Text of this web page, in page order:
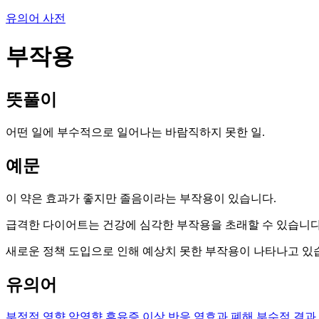
유의어 사전
부작용
뜻풀이
어떤 일에 부수적으로 일어나는 바람직하지 못한 일.
예문
이 약은 효과가 좋지만 졸음이라는 부작용이 있습니다.
급격한 다이어트는 건강에 심각한 부작용을 초래할 수 있습니
새로운 정책 도입으로 인해 예상치 못한 부작용이 나타나고 있
유의어